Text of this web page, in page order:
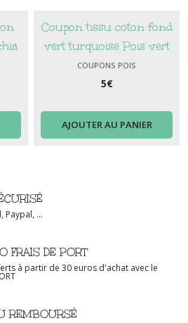
Coupon tissu coton fond
vert turquoise Pois vert
clair
COUPONS POIS
5€
AJOUTER AU PANIER
Paypal, ...
FRAIS DE PORT
à partir de 30 euros d'achat avec le
REMBOURSÉ